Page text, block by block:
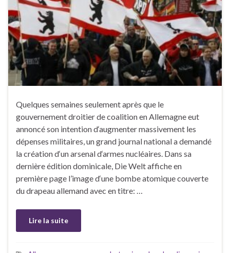
Quelques semaines seulement après que le
gouvernement droitier de coalition en Allemagne eut
annoncé son intention d‘augmenter massivement les
dépenses militaires, un grand journal national a demandé
la création d‘un arsenal d‘armes nucléaires. Dans sa
dernière édition dominicale, Die Welt affiche en
première page l’image d‘une bombe atomique couverte
du drapeau allemand avec en titre: …
Lire la suite